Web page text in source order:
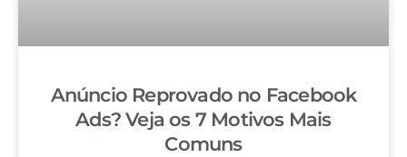
Anúncio Reprovado no Facebook
Ads? Veja os 7 Motivos Mais
Comuns